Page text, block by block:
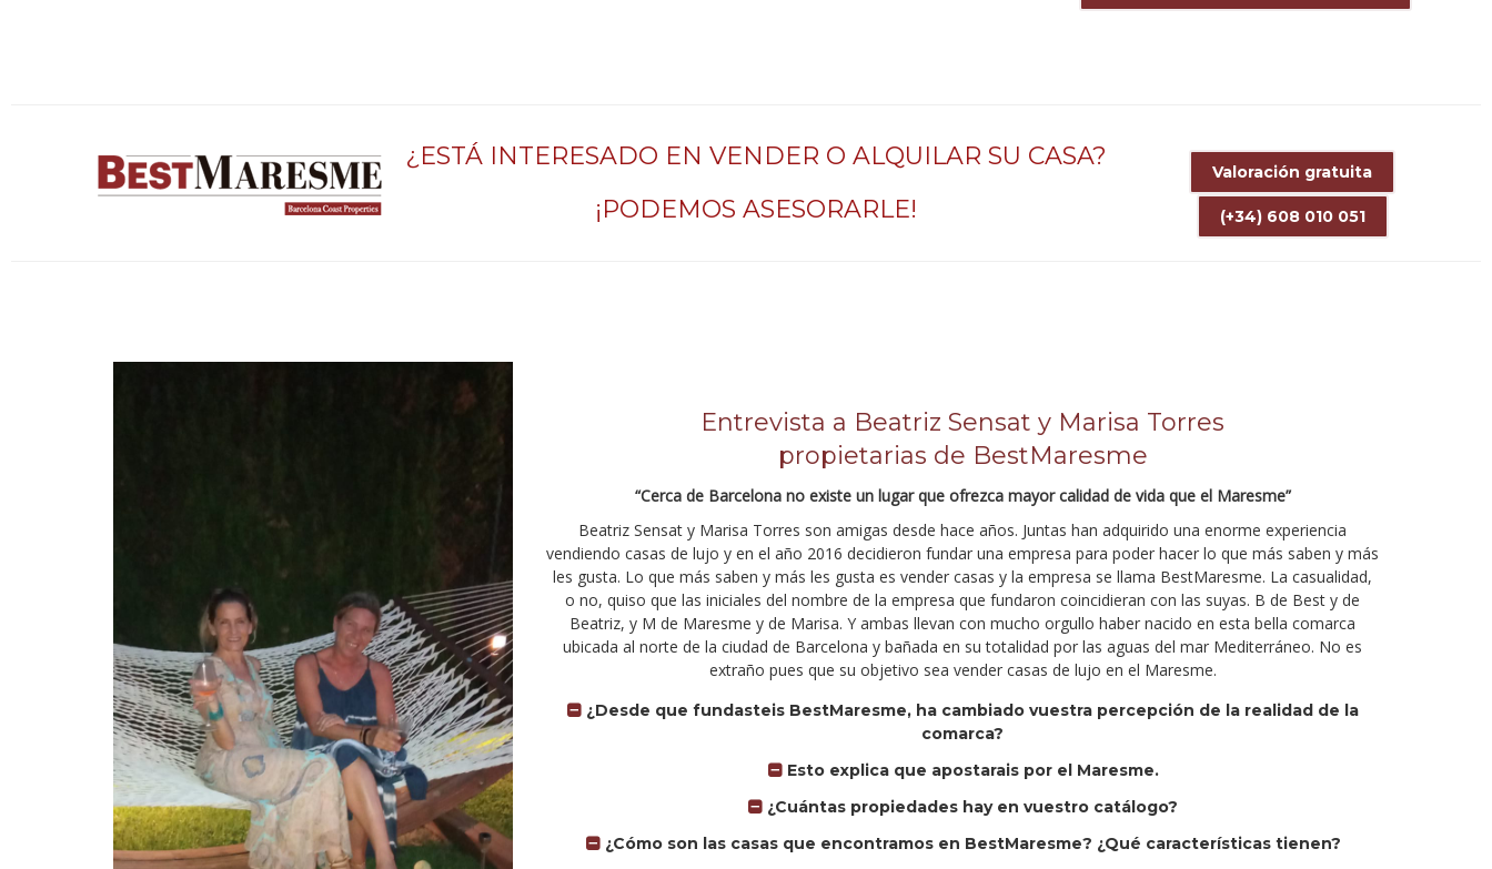
¿ESTÁ INTERESADO EN VENDER O ALQUILAR SU CASA?
¡PODEMOS ASESORARLE!
Valoración gratuita
(+34) 608 010 051
Entrevista a Beatriz Sensat y Marisa Torres
propietarias de BestMaresme
“Cerca de Barcelona no existe un lugar que ofrezca mayor calidad de vida que el Maresme”
Beatriz Sensat y Marisa Torres son amigas desde hace años. Juntas han adquirido una enorme experiencia
vendiendo casas de lujo y en el año 2016 decidieron fundar una empresa para poder hacer lo que más saben y más
les gusta. Lo que más saben y más les gusta es vender casas y la empresa se llama BestMaresme. La casualidad,
o no, quiso que las iniciales del nombre de la empresa que fundaron coincidieran con las suyas. B de Best y de
Beatriz, y M de Maresme y de Marisa. Y ambas llevan con mucho orgullo haber nacido en esta bella comarca
ubicada al norte de la ciudad de Barcelona y bañada en su totalidad por las aguas del mar Mediterráneo. No es
extraño pues que su objetivo sea vender casas de lujo en el Maresme.
¿Desde que fundasteis BestMaresme, ha cambiado vuestra percepción de la realidad de la
comarca?
Esto explica que apostarais por el Maresme.
¿Cuántas propiedades hay en vuestro catálogo?
¿Cómo son las casas que encontramos en BestMaresme? ¿Qué características tienen?